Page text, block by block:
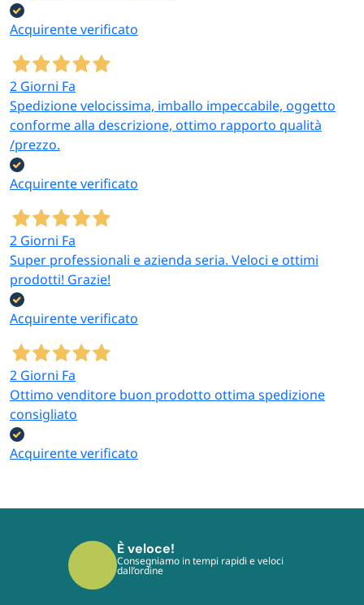
Acquirente verificato
2 Giorni Fa
Spedizione velocissima, imballo impeccabile, oggetto
conforme alla descrizione, ottimo rapporto qualità
/prezzo.
Acquirente verificato
2 Giorni Fa
Super professionali e azienda seria. Veloci e ottimi
prodotti! Grazie!
Acquirente verificato
2 Giorni Fa
Ottimo venditore buon prodotto ottima spedizione
consigliato
Acquirente verificato
È veloce!
Consegniamo in tempi rapidi e veloci
dall’ordine